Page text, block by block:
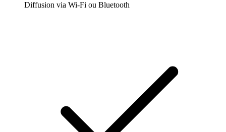
Diffusion via Wi-Fi ou Bluetooth